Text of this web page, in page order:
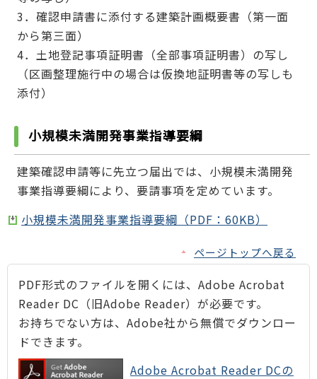
3．確認申請書に添付する建築計画概要書（第一面
から第三面）
4．土地登記事項証明書（全部事項証明書）の写し
（区画整理施行中の場合は仮換地証明書等の写しも
添付）
小規模未満開発事業指導要綱
建築確認申請等に先立つ届出では、小規模未満開発
事業指導要綱により、要請事項を定めています。
小規模未満開発事業指導要綱（PDF：60KB）
ページトップへ戻る
PDF形式のファイルを開くには、Adobe Acrobat
Reader DC（旧Adobe Reader）が必要です。
お持ちでない方は、Adobe社から無償でダウンロー
ドできます。
Adobe Acrobat Reader DCの